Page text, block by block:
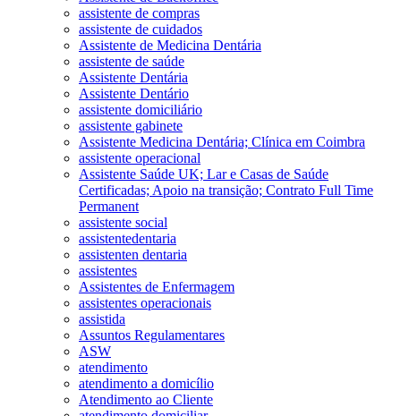
assistente de compras
assistente de cuidados
Assistente de Medicina Dentária
assistente de saúde
Assistente Dentária
Assistente Dentário
assistente domiciliário
assistente gabinete
Assistente Medicina Dentária; Clínica em Coimbra
assistente operacional
Assistente Saúde UK; Lar e Casas de Saúde
Certificadas; Apoio na transição; Contrato Full Time
Permanent
assistente social
assistentedentaria
assistenten dentaria
assistentes
Assistentes de Enfermagem
assistentes operacionais
assistida
Assuntos Regulamentares
ASW
atendimento
atendimento a domicílio
Atendimento ao Cliente